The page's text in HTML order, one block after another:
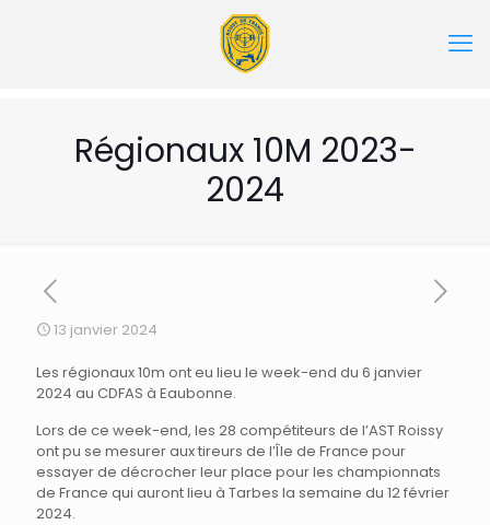
Régionaux 10M 2023-
2024
13 janvier 2024
Les régionaux 10m ont eu lieu le week-end du 6 janvier
2024 au CDFAS à Eaubonne.
Lors de ce week-end, les 28 compétiteurs de l’AST Roissy
ont pu se mesurer aux tireurs de l’Île de France pour
essayer de décrocher leur place pour les championnats
de France qui auront lieu à Tarbes la semaine du 12 février
2024.